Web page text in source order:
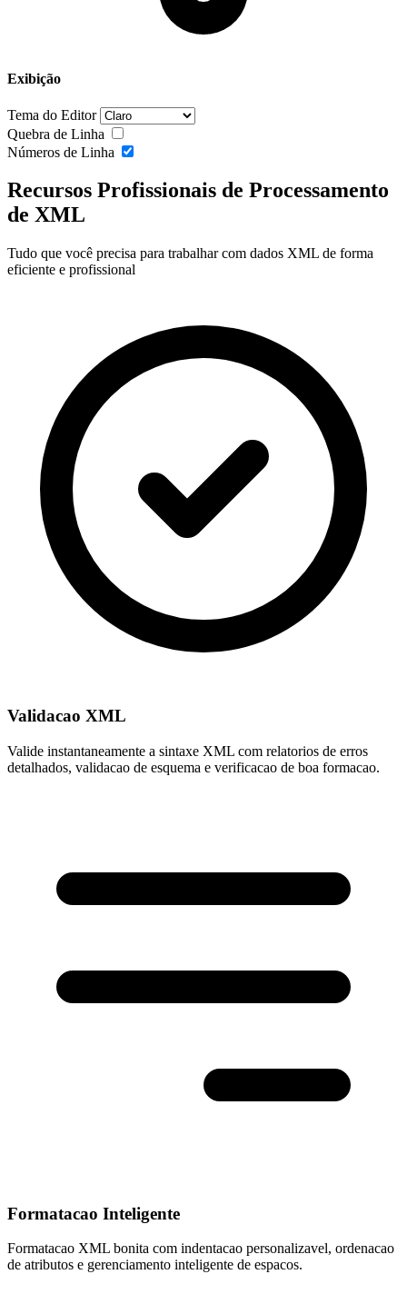
Exibição
Tema do Editor
Quebra de Linha
Números de Linha
Recursos Profissionais de Processamento
de XML
Tudo que você precisa para trabalhar com dados XML de forma
eficiente e profissional
Validacao XML
Valide instantaneamente a sintaxe XML com relatorios de erros
detalhados, validacao de esquema e verificacao de boa formacao.
Formatacao Inteligente
Formatacao XML bonita com indentacao personalizavel, ordenacao
de atributos e gerenciamento inteligente de espacos.